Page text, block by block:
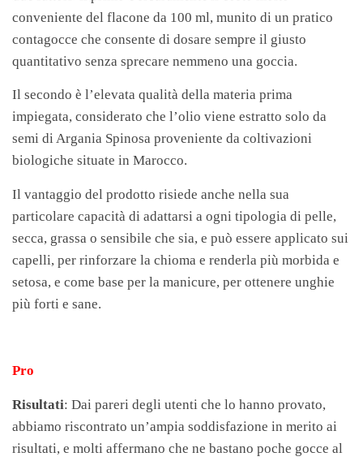
conveniente del flacone da 100 ml, munito di un pratico
contagocce che consente di dosare sempre il giusto
quantitativo senza sprecare nemmeno una goccia.
Il secondo è l’elevata qualità della materia prima
impiegata, considerato che l’olio viene estratto solo da
semi di Argania Spinosa proveniente da coltivazioni
biologiche situate in Marocco.
Il vantaggio del prodotto risiede anche nella sua
particolare capacità di adattarsi a ogni tipologia di pelle,
secca, grassa o sensibile che sia, e può essere applicato sui
capelli, per rinforzare la chioma e renderla più morbida e
setosa, e come base per la manicure, per ottenere unghie
più forti e sane.
Pro
Risultati: Dai pareri degli utenti che lo hanno provato,
abbiamo riscontrato un’ampia soddisfazione in merito ai
risultati, e molti affermano che ne bastano poche gocce al